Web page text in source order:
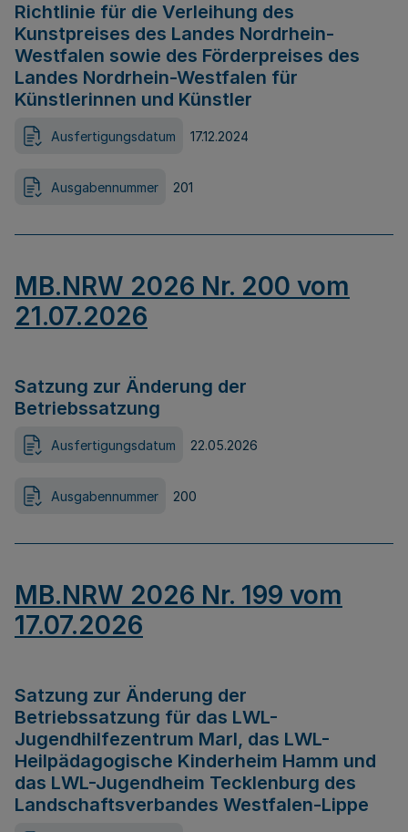
Richtlinie für die Verleihung des
Kunstpreises des Landes Nordrhein-
Westfalen sowie des Förderpreises des
Landes Nordrhein-Westfalen für
Künstlerinnen und Künstler
Ausfertigungsdatum 17.12.2024
Ausgabennummer 201
MB.NRW 2026 Nr. 200 vom
21.07.2026
Satzung zur Änderung der
Betriebssatzung
Ausfertigungsdatum 22.05.2026
Ausgabennummer 200
MB.NRW 2026 Nr. 199 vom
17.07.2026
Satzung zur Änderung der
Betriebssatzung für das LWL-
Jugendhilfezentrum Marl, das LWL-
Heilpädagogische Kinderheim Hamm und
das LWL-Jugendheim Tecklenburg des
Landschaftsverbandes Westfalen-Lippe